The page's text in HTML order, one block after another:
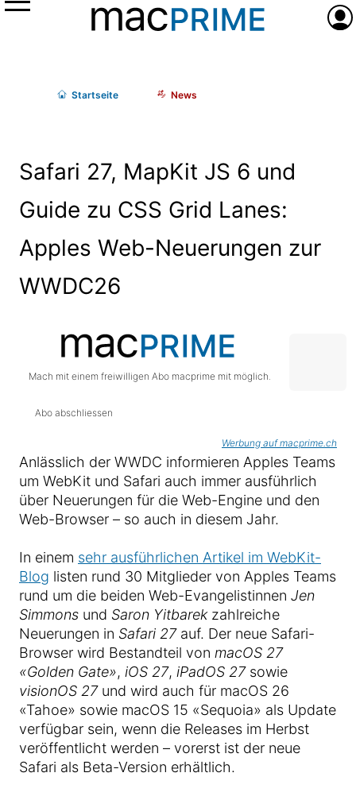
Menü
Startseite News
Safari 27, MapKit JS 6 und
Guide zu CSS Grid Lanes:
Apples Web-Neuerungen zur
WWDC26
Mach mit einem freiwilligen Abo macprime mit möglich.
Abo abschliessen
Werbung auf macprime.ch
Anlässlich der WWDC informieren Apples Teams
um WebKit und Safari auch immer ausführlich
über Neuerungen für die Web-Engine und den
Web-Browser – so auch in diesem Jahr.
In einem sehr ausführlichen Artikel im WebKit-
Blog listen rund 30 Mitglieder von Apples Teams
rund um die beiden Web-Evangelistinnen Jen
Simmons und Saron Yitbarekzahlreiche
Neuerungen in Safari 27auf. Der neue Safari-
Browser wird Bestandteil von macOS 27
«Golden Gate», iOS 27, iPadOS 27sowie
visionOS 27und wird auch für macOS 26
«Tahoe» sowie macOS 15 «Sequoia» als Update
verfügbar sein, wenn die Releases im Herbst
veröffentlicht werden – vorerst ist der neue
Safari als Beta-Version erhältlich.